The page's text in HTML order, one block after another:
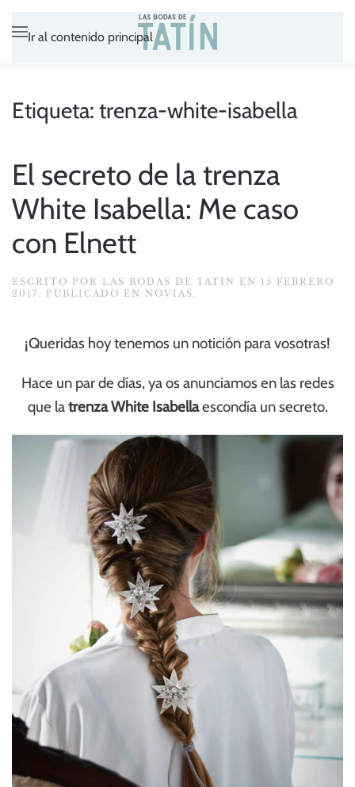
Ir al contenido principal
Etiqueta: trenza-white-isabella
El secreto de la trenza
White Isabella: Me caso
con Elnett
ESCRITO POR LAS BODAS DE TATÍN EN 15 FEBRERO
2017. PUBLICADO EN NOVIAS .
¡Queridas hoy tenemos un notición para vosotras!
Hace un par de días, ya os anunciamos en las redes
que latrenza White Isabellaescondía un secreto.